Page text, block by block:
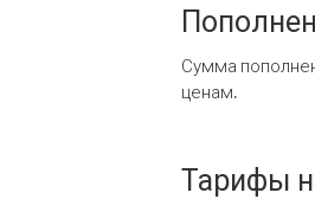
Сумма
ценам.
Тарифы